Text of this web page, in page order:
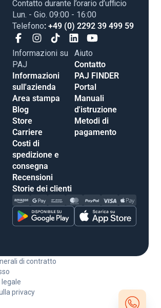
Contatto durante l’orario d’ufficio
Lun. - Gio. 09:00 - 16:00
Telefono: +49 (0) 2292 39 499 59
Informazioni su
PAJ
Informazioni
sull'azienda
Area stampa
Blog
Store
Carriere
Costi di
spedizione e
consegna
Recensioni
Storie dei clienti
Aiuto
Contatto
PAJ FINDER
Portal
Manuali
d'istruzione
Metodi di
pagamento
di contratto
privacy